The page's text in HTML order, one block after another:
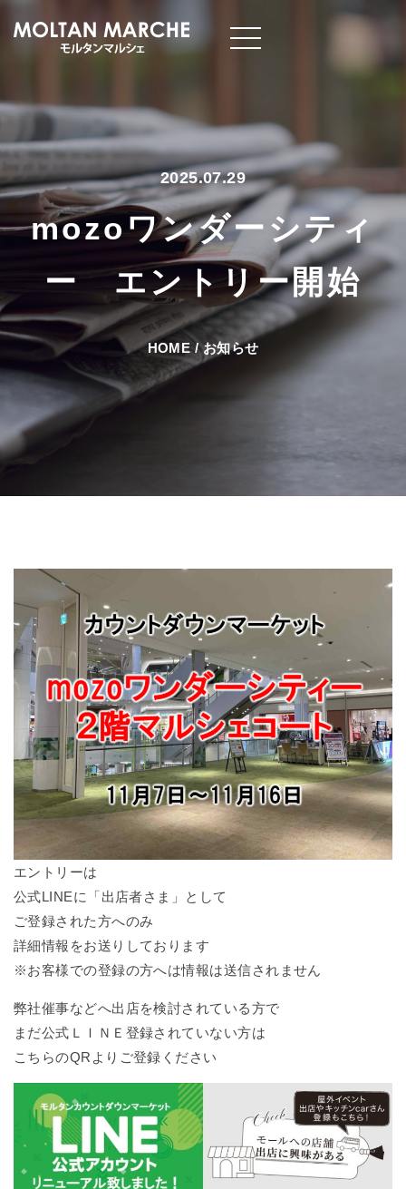
2025.07.29
mozoワンダーシティ
ー エントリー開始
HOME /お知らせ
エントリーは
公式LINEに「出店者さま」として
ご登録された方へのみ
詳細情報をお送りしております
※お客様での登録の方へは情報は送信されません
弊社催事などへ出店を検討されている方で
まだ公式ＬＩＮＥ登録されていない方は
こちらのQRよりご登録ください